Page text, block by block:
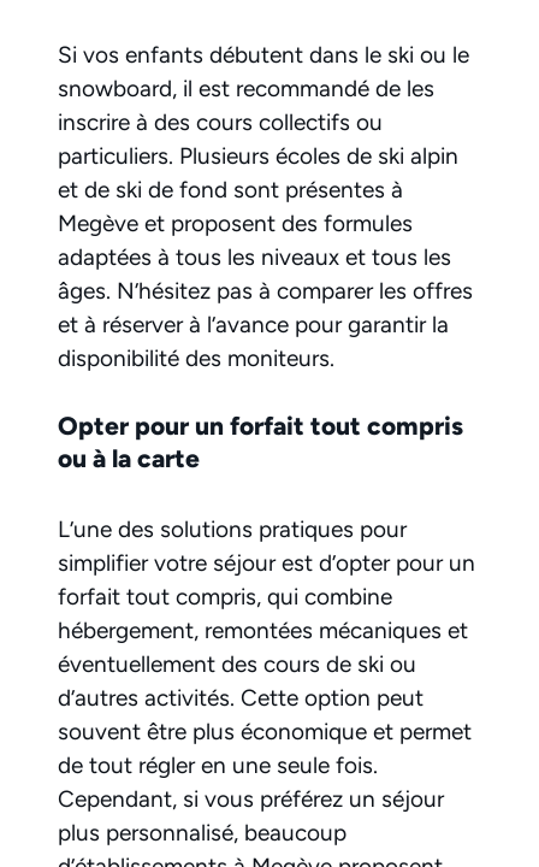
Si vos enfants débutent dans le ski ou le
snowboard, il est recommandé de les
inscrire à des cours collectifs ou
particuliers. Plusieurs écoles de ski alpin
et de ski de fond sont présentes à
Megève et proposent des formules
adaptées à tous les niveaux et tous les
âges. N’hésitez pas à comparer les offres
et à réserver à l’avance pour garantir la
disponibilité des moniteurs.
Opter pour un forfait tout compris
ou à la carte
L’une des solutions pratiques pour
simplifier votre séjour est d’opter pour un
forfait tout compris, qui combine
hébergement, remontées mécaniques et
éventuellement des cours de ski ou
d’autres activités. Cette option peut
souvent être plus économique et permet
de tout régler en une seule fois.
Cependant, si vous préférez un séjour
plus personnalisé, beaucoup